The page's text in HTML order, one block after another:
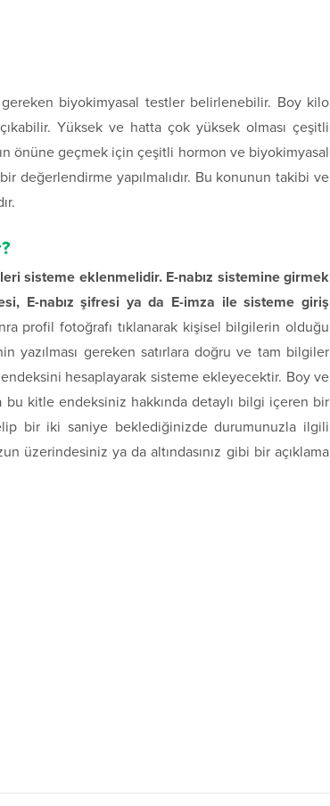
gereken biyokimyasal testler belirlenebilir. Boy kilo
Yüksek ve hatta çok yüksek olması çeşitli
önüne geçmek için çeşitli hormon ve biyokimyasal
değerlendirme yapılmalıdır. Bu konunun takibi ve
sisteme eklenmelidir. E-nabız sistemine girmek
E-nabız şifresi ya da E-imza ile sisteme giriş
profil fotoğrafı tıklanarak kişisel bilgilerin olduğu
yazılması gereken satırlara doğru ve tam bilgiler
hesaplayarak sisteme ekleyecektir. Boy ve
kitle endeksiniz hakkında detaylı bilgi içeren bir
bir iki saniye beklediğinizde durumunuzla ilgili
üzerindesiniz ya da altındasınız gibi bir açıklama